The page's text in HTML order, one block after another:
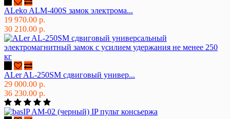
ALeko ALM-400S замок электрома...
19 970.00 р.
30 210.00 р.
ALer AL-250SM сдвиговый универ...
29 000.00 р.
36 230.00 р.